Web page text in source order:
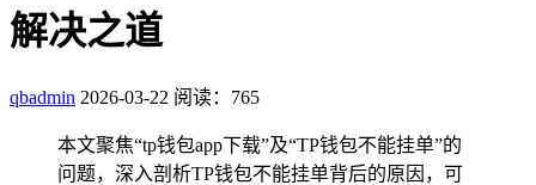
解决之道
qbadmin 2026-03-22 阅读：765
本文聚焦“tp钱包app下载”及“TP钱包不能挂单”的
问题，深入剖析TP钱包不能挂单背后的原因，可